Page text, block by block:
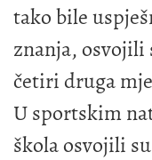
tako bile
znanja, osvojili
četiri druga
U sportskim
škola osvojili